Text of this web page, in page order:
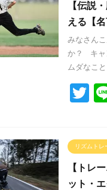
【伝説
える【
みなさん
か？ キャ
ムダなこ
T
er
リズムトレ
【トレ
ット・